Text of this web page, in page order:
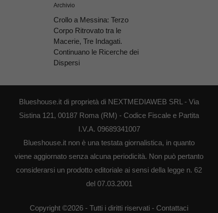
Archivio
Crollo a Messina: Terzo
Corpo Ritrovato tra le
Macerie, Tre Indagati.
Continuano le Ricerche dei
Dispersi
Blueshouse.it di proprietà di NEXTMEDIAWEB SRL - Via
Sistina 121, 00187 Roma (RM) - Codice Fiscale e Partita
I.V.A. 09689341007
Blueshouse.it non è una testata giornalistica, in quanto
viene aggiornato senza alcuna periodicità. Non può pertanto
considerarsi un prodotto editoriale ai sensi della legge n. 62
del 07.03.2001
Copyright ©2026 - Tutti i diritti riservati - Contattaci